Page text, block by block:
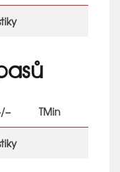
− TMin